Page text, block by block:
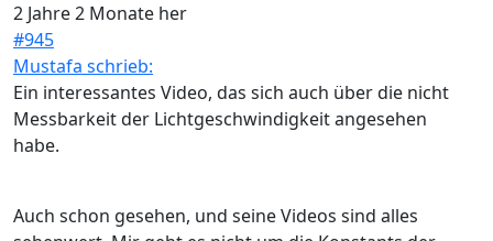
2 Jahre 2 Monate her
#945
Mustafa schrieb:
Ein interessantes Video, das sich auch über die nicht
Messbarkeit der Lichtgeschwindigkeit angesehen
habe.
Auch schon gesehen, und seine Videos sind alles